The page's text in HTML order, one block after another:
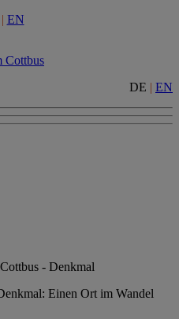
| EN
DE | EN
Einen Ort im Wandel